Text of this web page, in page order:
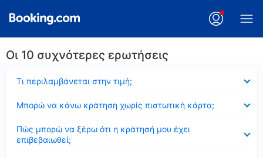
Οι 10 συχνότερες ερωτήσεις
Τι περιλαμβάνεται στην τιμή;
Μπορώ να κάνω κράτηση χωρίς πιστωτική κάρτα;
Πώς μπορώ να ξέρω ότι η κράτησή μου έχει
επιβεβαιωθεί;